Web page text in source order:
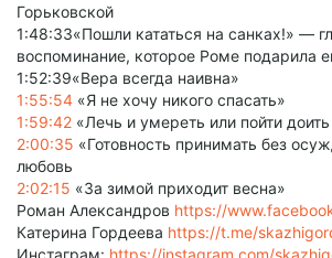
Горьковской
1:48:33«Пошли кататься на санках!» —
воспоминание, которое Роме подарила
1:52:39«Вера всегда наивна»
1:55:54 «Я не хочу никого спасать»
1:59:42 «Лечь и умереть или пойти
2:00:35 «Готовность принимать без
любовь
2:02:15 «За зимой приходит весна»
Роман Александров https://
Катерина Гордеева https://t.me/
Инстаграм: https://instagram.com/